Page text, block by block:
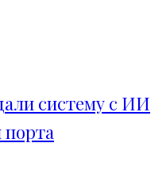
систему с ИИ
порта